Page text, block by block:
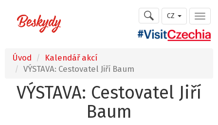
CZ
Úvod
Kalendář akcí
VÝSTAVA: Cestovatel Jiří Baum
VÝSTAVA: Cestovatel Jiří
Baum